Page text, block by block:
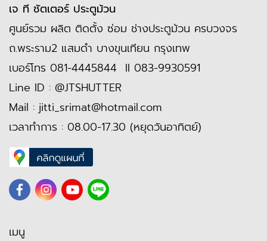
เจ ที ชัตเตอร์ ประตูม้วน
ศูนย์รวม ผลิต ติดตั้ง ซ่อม ช่างประตูม้วน ครบวงจร
ถ.พระราม2 แสมดำ บางขุนเทียน กรุงเทพ
เบอร์โทร 081-4445844 II 083-9930591
Line ID : @JTSHUTTER
Mail : jitti_srimat@hotmail.com
เวลาทำการ : 08.00-17.30 (หยุดวันอาทิตย์)
เมนู